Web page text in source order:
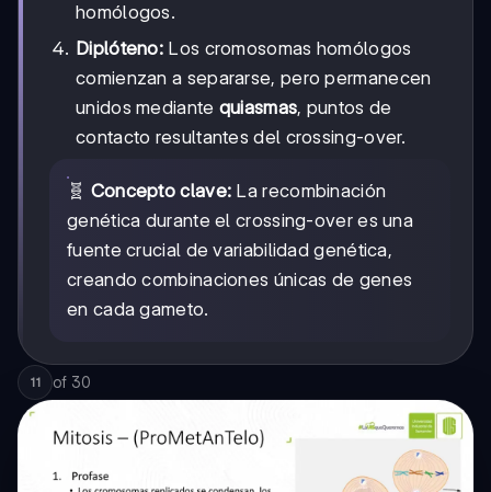
homólogos.
Diplóteno: Los cromosomas homólogos
comienzan a separarse, pero permanecen
unidos mediante quiasmas, puntos de
contacto resultantes del crossing-over.
🧬 Concepto clave: La recombinación
genética durante el crossing-over es una
fuente crucial de variabilidad genética,
creando combinaciones únicas de genes
en cada gameto.
11 of 30